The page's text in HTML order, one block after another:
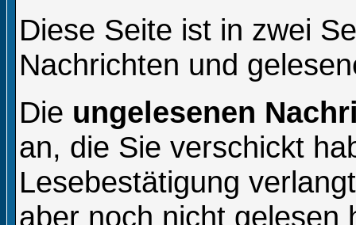
Diese Seite ist in zwei
Nachrichten und
Die ungelesenen
an, die Sie verschickt
Lesebestätigung
aber noch nicht gelesen